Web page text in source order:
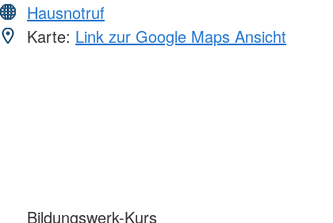
Hausnotruf
Karte: Link zur Google Maps Ansicht
Bildungswerk-Kurs